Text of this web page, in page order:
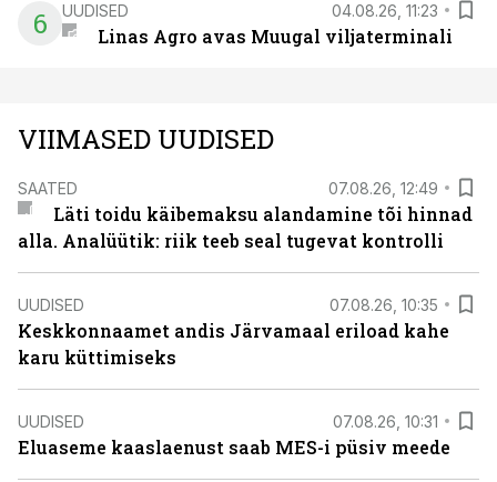
6 UUDISED 04.08.26, 11:23
Linas Agro avas Muugal viljaterminali
VIIMASED UUDISED
SAATED 07.08.26, 12:49
Läti toidu käibemaksu alandamine tõi hinnad
alla. Analüütik: riik teeb seal tugevat kontrolli
UUDISED 07.08.26, 10:35
Keskkonnaamet andis Järvamaal eriload kahe
karu küttimiseks
UUDISED 07.08.26, 10:31
Eluaseme kaaslaenust saab MES-i püsiv meede